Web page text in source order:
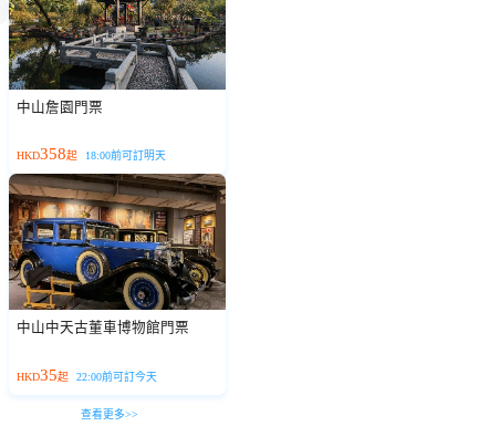
中山詹園門票
HKD358起 18:00前可訂明天
中山中天古董車博物館門票
HKD35起 22:00前可訂今天
查看更多>>